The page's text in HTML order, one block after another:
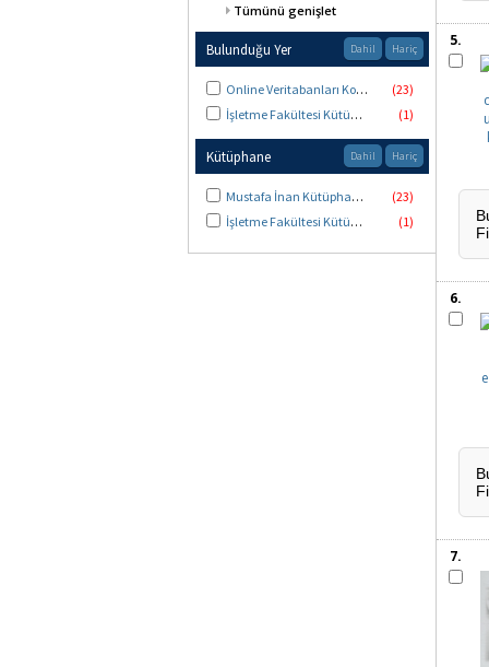
5.
6.
7.
Tümünü genişlet
Bulunduğu Yer Dahil Hariç
Online Veritabanları Koleksiyonu
(23)
İşletme Fakültesi Kütüphanesi
(1)
Kütüphane Dahil Hariç
Mustafa İnan Kütüphanesi
(23)
İşletme Fakültesi Kütüphanesi
(1)